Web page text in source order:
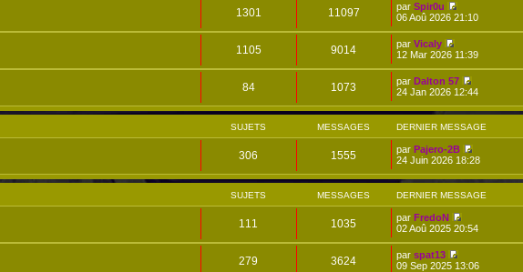
1301 11097 parSpir0u
06 Aoû 2026 21:10
1105 9014 parVicaly
12 Mar 2026 11:39
84 1073 parDalton 57
24 Jan 2026 12:44
SUJETS MESSAGES DERNIER MESSAGE
306 1555 parPajero-2B
24 Juin 2026 18:28
SUJETS MESSAGES DERNIER MESSAGE
111 1035 parFredoN
02 Aoû 2025 20:54
279 3624 parspat13
09 Sep 2025 13:06